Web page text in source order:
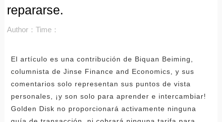
repararse.
Author： Time：
El artículo es una contribución de Biquan Beiming,
columnista de Jinse Finance and Economics, y sus
comentarios solo representan sus puntos de vista
personales, ¡y son solo para aprender e intercambiar!
Golden Disk no proporcionará activamente ninguna